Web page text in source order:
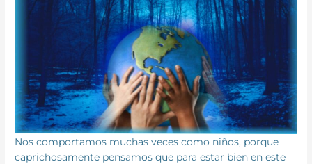
Nos comportamos muchas veces como niños, porque
caprichosamente pensamos que para estar bien en este